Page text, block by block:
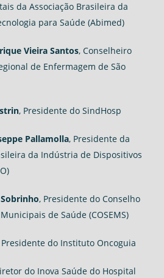
da Associação Brasileira da
para Saúde (Abimed)
Vieira Santos, Conselheiro
de Enfermagem de São
, Presidente do SindHosp
Pallamolla, Presidente da
da Indústria de Dispositivos
, Presidente do Conselho
de Saúde (COSEMS)
Presidente do Instituto Oncoguia
do Inova Saúde do Hospital